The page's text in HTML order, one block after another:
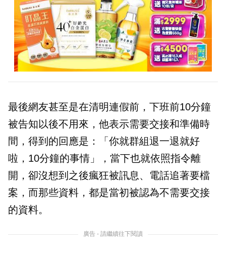
最後網友甚至是在清明連假前，下班前10分鐘
被告知以後不用來，他表示需要交接和準備時
間，得到的回應是：「你就群組退一退就好
啦，10分鐘的事情」，當下也就依照指令離
開，卻沒想到之後瘋狂被訊息、電話追著要檔
案，而那些資料，都是當初被認為不需要交接
的資料。
廣告 - 請繼續往下閱讀